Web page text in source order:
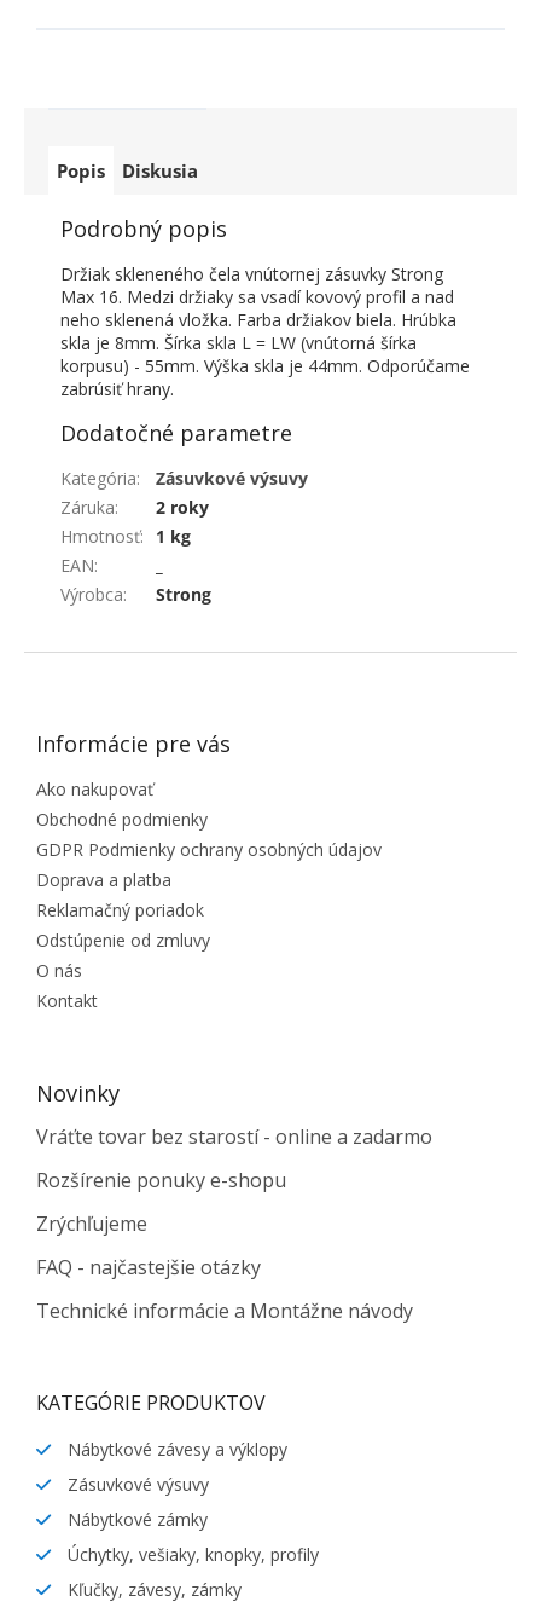
Popis Diskusia
Podrobný popis
Držiak skleneného čela vnútornej zásuvky Strong
Max 16. Medzi držiaky sa vsadí kovový profil a nad
neho sklenená vložka. Farba držiakov biela. Hrúbka
skla je 8mm. Šírka skla L = LW (vnútorná šírka
korpusu) - 55mm. Výška skla je 44mm. Odporúčame
zabrúsiť hrany.
Dodatočné parametre
Kategória:
Zásuvkové výsuvy
Záruka:
2 roky
Hmotnosť:
1 kg
EAN:
Výrobca: Strong
ZÁPÄTIE
Informácie pre vás
Ako nakupovať
Obchodné podmienky
GDPR Podmienky ochrany osobných údajov
Doprava a platba
Reklamačný poriadok
Odstúpenie od zmluvy
O nás
Kontakt
Novinky
Vráťte tovar bez starostí - online a zadarmo
Rozšírenie ponuky e-shopu
Zrýchľujeme
FAQ - najčastejšie otázky
Technické informácie a Montážne návody
KATEGÓRIE PRODUKTOV
Nábytkové závesy a výklopy
Zásuvkové výsuvy
Nábytkové zámky
Úchytky, vešiaky, knopky, profily
Kľučky, závesy, zámky